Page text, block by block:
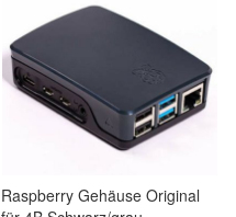
Raspberry Gehäuse Original